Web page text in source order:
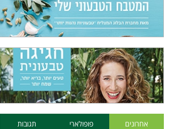
אחרונים פופולארי תגובות